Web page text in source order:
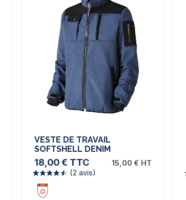
VESTE DE TRAVAIL
SOFTSHELL DENIM
18,00 € TTC 15,00 € HT